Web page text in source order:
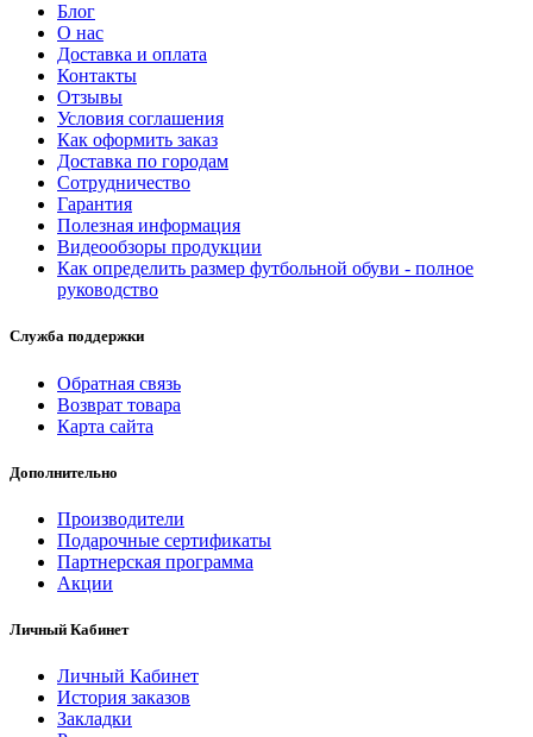
Блог
О нас
Доставка и оплата
Контакты
Отзывы
Условия соглашения
Как оформить заказ
Доставка по городам
Сотрудничество
Гарантия
Полезная информация
Видеообзоры продукции
Как определить размер футбольной обуви - полное
руководство
Служба поддержки
Обратная связь
Возврат товара
Карта сайта
Дополнительно
Производители
Подарочные сертификаты
Партнерская программа
Акции
Личный Кабинет
Личный Кабинет
История заказов
Закладки